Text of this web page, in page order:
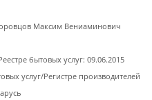
Максим Вениаминович
бытовых услуг: 09.06.2015
услуг/Регистре производителей